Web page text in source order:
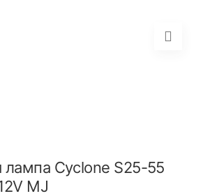
лампа Cyclone S25-55
MJ